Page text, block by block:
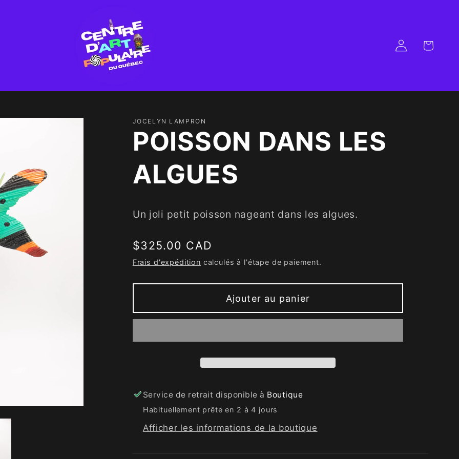
ConnexionPanier
JOCELYN LAMPRON
POISSON DANS LES
ALGUES
Un joli petit poisson nageant dans les algues.
Prix
habituel
$325.00 CAD
Frais d'expédition calculés à l'étape de paiement.
Ajouter au panier
Service de retrait disponible à Boutique
Habituellement prête en 2 à 4 jours
Afficher les informations de la boutique